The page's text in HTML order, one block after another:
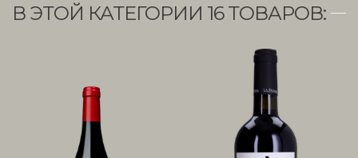
В ЭТОЙ КАТЕГОРИИ 16 ТОВАРОВ: